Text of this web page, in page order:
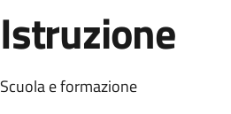
Istruzione
Scuola e formazione